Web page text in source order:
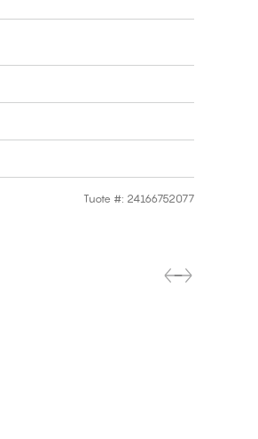
Tuote #: 24166752077